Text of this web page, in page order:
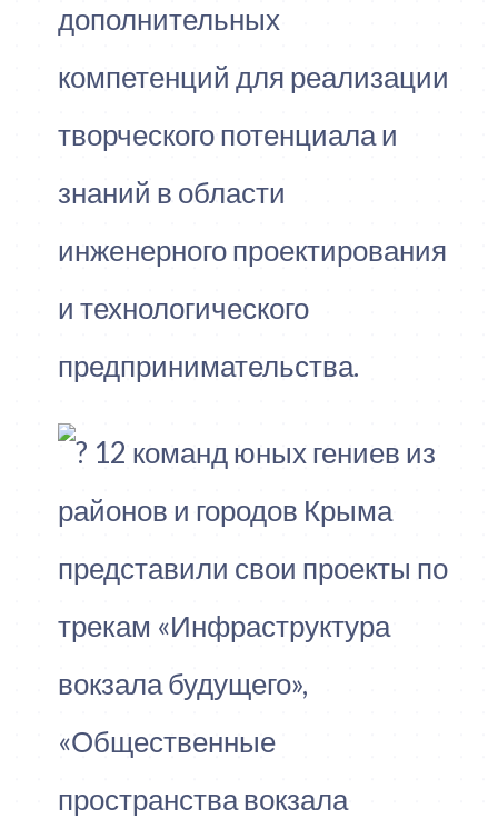
дополнительных
компетенций для реализации
творческого потенциала и
знаний в области
инженерного проектирования
и технологического
предпринимательства.
12 команд юных гениев из
районов и городов Крыма
представили свои проекты по
трекам «Инфраструктура
вокзала будущего»,
«Общественные
пространства вокзала